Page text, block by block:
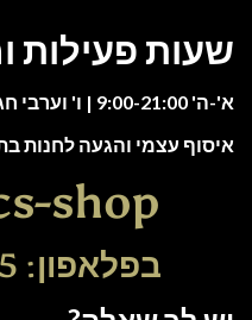
שעות פעילות
א'-ה' 9:00-21:00 | ו' וערבי חג 9:00-13:00
איסוף עצמי והגעה לחנות
shop
בפלאפון: 051-5588135